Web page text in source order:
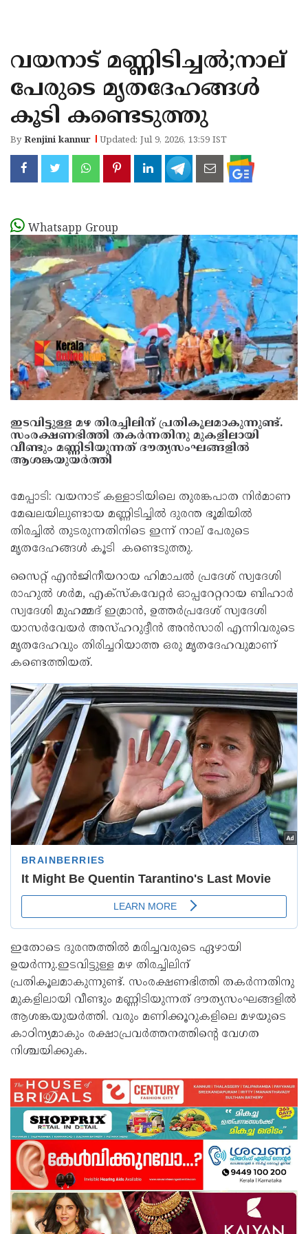
KANNUR
KASARAGOD
വയനാട് മണ്ണിടിച്ചൽ;നാല്
പേരുടെ മൃതദേഹങ്ങൾ
കൂടി കണ്ടെടുത്തു
ByRenjini kannur Updated: Jul 9, 2026, 13:59 IST
Whatsapp Group
ഇടവിട്ടുള്ള മഴ തിരച്ചിലിന് പ്രതികൂലമാകുന്നുണ്ട്.
സംരക്ഷണഭിത്തി തകർന്നതിനു മുകളിലായി
വീണ്ടും മണ്ണിടിയുന്നത് ദൗത്യസംഘങ്ങളിൽ
ആശങ്കയുയർത്തി
മേപ്പാടി: വയനാട് കള്ളാടിയിലെ തുരങ്കപാത നിർമാണ
മേഖലയിലുണ്ടായ മണ്ണിടിച്ചിൽ ദുരന്ത ഭൂമിയിൽ
തിരച്ചിൽ തുടരുന്നതിനിടെ ഇന്ന് നാല് പേരുടെ
മൃതദേഹങ്ങൾ കൂടി കണ്ടെടുത്തു.
സൈറ്റ് എൻജിനീയറായ ഹിമാചൽ പ്രദേശ് സ്വദേശി
രാഹുൽ ശർമ, എക്സ്‌കവേറ്റർ ഓപ്പറേറ്ററായ ബിഹാർ
സ്വദേശി മുഹമ്മദ് ഇമ്രാൻ, ഉത്തർപ്രദേശ് സ്വദേശി
യാസർവേയർ അസ്ഹറുദ്ദീൻ അൻസാരി എന്നിവരുടെ
മൃതദേഹവും തിരിച്ചറിയാത്ത ഒരു മൃതദേഹവുമാണ്
കണ്ടെത്തിയത്.
ഇതോടെ ദുരന്തത്തിൽ മരിച്ചവരുടെ ഏഴായി
ഉയർന്നു.ഇടവിട്ടുള്ള മഴ തിരച്ചിലിന്
പ്രതികൂലമാകുന്നുണ്ട്. സംരക്ഷണഭിത്തി തകർന്നതിനു
മുകളിലായി വീണ്ടും മണ്ണിടിയുന്നത് ദൗത്യസംഘങ്ങളിൽ
ആശങ്കയുയർത്തി. വരും മണിക്കൂറുകളിലെ മഴയുടെ
കാഠിന്യമാകും രക്ഷാപ്രവർത്തനത്തിന്റെ വേഗത
നിശ്ചയിക്കുക.